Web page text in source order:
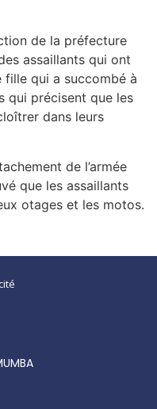
de la préfecture
assaillants qui ont
fille qui a succombé à
qui précisent que les
dans leurs
de l’armée
que les assaillants
otages et les motos.